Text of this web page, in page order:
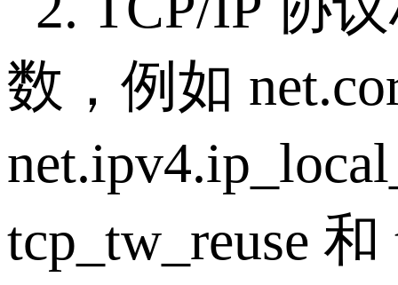
数，例如
tcp_tw_reuse 和